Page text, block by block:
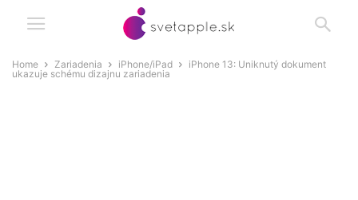
Home Zariadenia iPhone/iPad
iPhone 13: Uniknutý dokument
ukazuje schému dizajnu zariadenia